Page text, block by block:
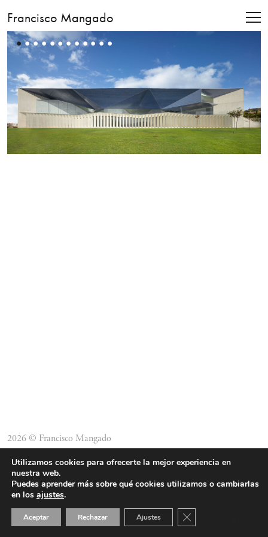
Francisco Mangado
••••••••••••
2026 © Francisco Mangado
Utilizamos cookies para ofrecerte la mejor experiencia en
nuestra web.
Puedes aprender más sobre qué cookies utilizamos o cambiarlas
en los ajustes.
Aceptar Rechazar Ajustes Cerrar el banner de